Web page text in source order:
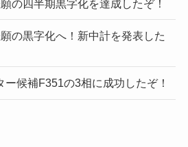
の四半期黒字化を達成したぞ！
の黒字化へ！新中計を発表した
候補F351の3相に成功したぞ！